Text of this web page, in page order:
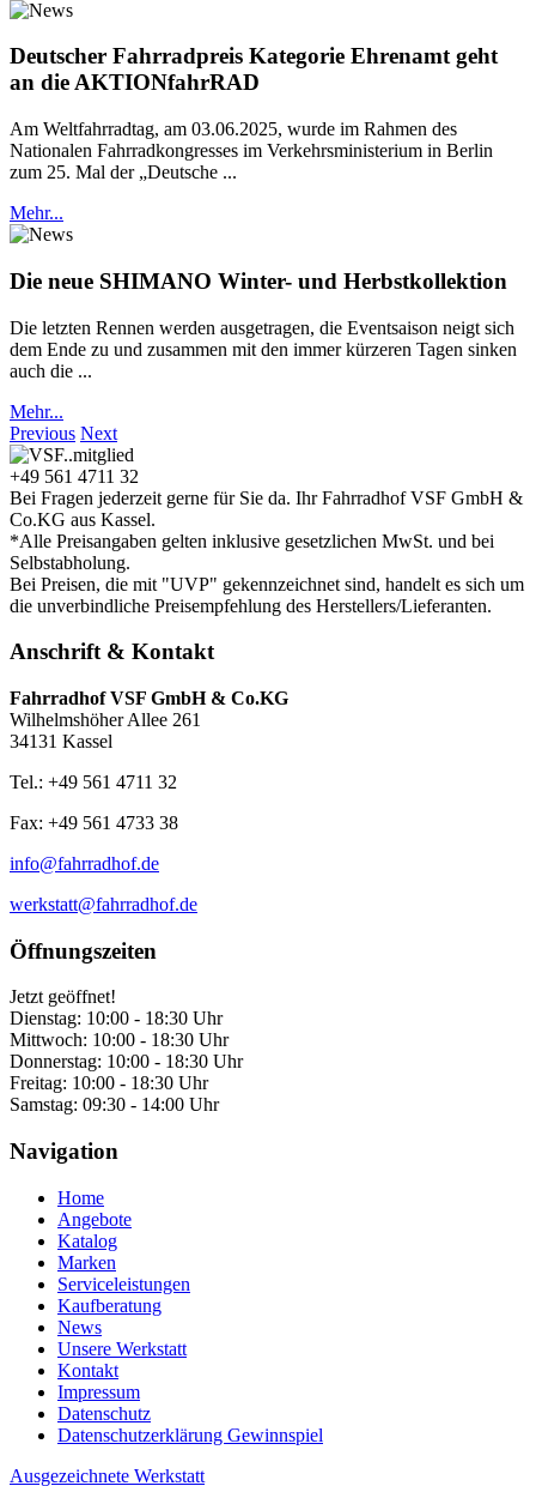
Deutscher Fahrradpreis Kategorie Ehrenamt geht
an die AKTIONfahrRAD
Am Weltfahrradtag, am 03.06.2025, wurde im Rahmen des
Nationalen Fahrradkongresses im Verkehrsministerium in Berlin
zum 25. Mal der „Deutsche ...
Mehr...
Die neue SHIMANO Winter- und Herbstkollektion
Die letzten Rennen werden ausgetragen, die Eventsaison neigt sich
dem Ende zu und zusammen mit den immer kürzeren Tagen sinken
auch die ...
Mehr...
Previous Next
+49 561 4711 32
Bei Fragen jederzeit gerne für Sie da. Ihr Fahrradhof VSF GmbH &
Co.KG aus Kassel.
*Alle Preisangaben gelten inklusive gesetzlichen MwSt. und bei
Selbstabholung.
Bei Preisen, die mit "UVP" gekennzeichnet sind, handelt es sich um
die unverbindliche Preisempfehlung des Herstellers/Lieferanten.
Anschrift & Kontakt
Fahrradhof VSF GmbH & Co.KG
Wilhelmshöher Allee 261
34131 Kassel
Tel.: +49 561 4711 32
Fax: +49 561 4733 38
info@fahrradhof.de
werkstatt@fahrradhof.de
Öffnungszeiten
Jetzt geöffnet!
Dienstag: 10:00 - 18:30 Uhr
Mittwoch: 10:00 - 18:30 Uhr
Donnerstag: 10:00 - 18:30 Uhr
Freitag: 10:00 - 18:30 Uhr
Samstag: 09:30 - 14:00 Uhr
Navigation
Home
Angebote
Katalog
Marken
Serviceleistungen
Kaufberatung
News
Unsere Werkstatt
Kontakt
Impressum
Datenschutz
Datenschutzerklärung Gewinnspiel
Ausgezeichnete Werkstatt